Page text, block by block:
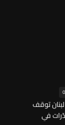
توقف
في